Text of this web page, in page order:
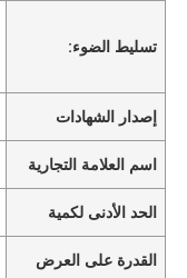
تسليط الضوء:
إصدار الشهادات
اسم العلامة التجارية
الحد الأدنى لكمية
القدرة على العرض